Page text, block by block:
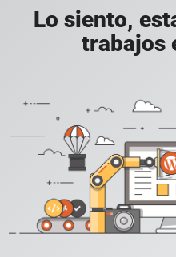
Lo siento,
trabajos